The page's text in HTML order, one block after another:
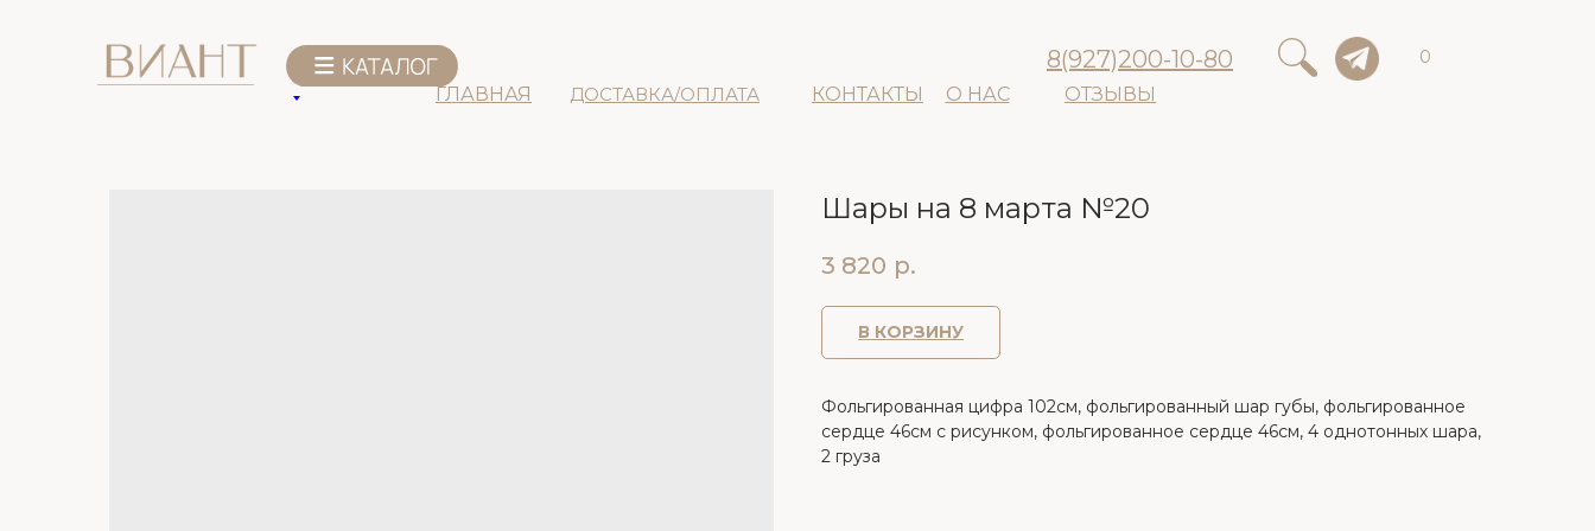
ДОСТАВКА/ОПЛАТА
ГЛАВНАЯ КОНТАКТЫ О НАС ОТЗЫВЫ
8(927)200-10-80 0
Шары на 8 марта №20
3 820 р.
В КОРЗИНУ
Фольгированная цифра 102см, фольгированный шар губы, фольгированное
сердце 46см с рисунком, фольгированное сердце 46см, 4 однотонных шара,
2 груза